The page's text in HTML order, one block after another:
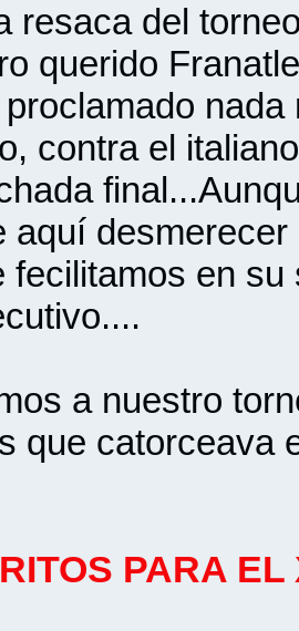
resaca del
querido
contra el
aquí
fecilitamos en
a nuestro
que catorceava
PARA EL